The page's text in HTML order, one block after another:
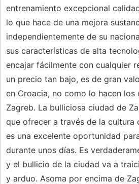
entrenamiento excepcional
lo que hace de una mejora
independientemente de su
sus características de alta
encajar fácilmente con cualquier
un precio tan bajo, es de gran
en Croacia, no como lo hacen los
Zagreb. La bulliciosa ciudad de
que ofrecer a través de la cultura
es una excelente oportunidad
durante unos días. Es
y el bullicio de la ciudad va a
y arduo. Asoma por encima de